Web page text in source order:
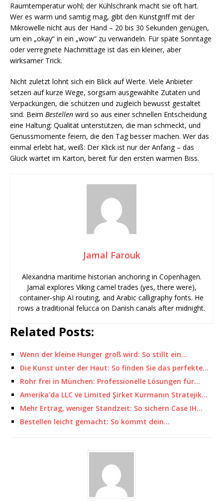
Raumtemperatur wohl; der Kühlschrank macht sie oft hart.
Wer es warm und samtig mag, gibt den Kunstgriff mit der
Mikrowelle nicht aus der Hand – 20 bis 30 Sekunden genügen,
um ein „okay“ in ein „wow“ zu verwandeln. Für späte Sonntage
oder verregnete Nachmittage ist das ein kleiner, aber
wirksamer Trick.
Nicht zuletzt lohnt sich ein Blick auf Werte. Viele Anbieter
setzen auf kurze Wege, sorgsam ausgewählte Zutaten und
Verpackungen, die schützen und zugleich bewusst gestaltet
sind. Beim Bestellen wird so aus einer schnellen Entscheidung
eine Haltung: Qualität unterstützen, die man schmeckt, und
Genussmomente feiern, die den Tag besser machen. Wer das
einmal erlebt hat, weiß: Der Klick ist nur der Anfang – das
Glück wartet im Karton, bereit für den ersten warmen Biss.
Jamal Farouk
Alexandria maritime historian anchoring in Copenhagen.
Jamal explores Viking camel trades (yes, there were),
container-ship AI routing, and Arabic calligraphy fonts. He
rows a traditional felucca on Danish canals after midnight.
Related Posts:
Wenn der kleine Hunger groß wird: So stillt ein…
Die Kunst unter der Haut: So finden Sie das perfekte…
Rohr frei in München: Professionelle Lösungen für…
Amerika’da LLC ve Limited Şirket Kurmanın Stratejik…
Mehr Ertrag, weniger Standzeit: So sichern Case IH…
Bestellen leicht gemacht: So kommt dein…